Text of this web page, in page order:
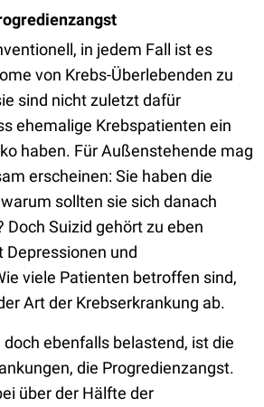
in jedem Fall ist es
von Krebs-Überlebenden zu
sind nicht zuletzt dafür
ehemalige Krebspatienten ein
haben. Für Außenstehende mag
erscheinen: Sie haben die
sollten sie sich danach
Doch Suizid gehört zu eben
und
viele Patienten betroffen sind,
Art der Krebserkrankung ab.
ebenfalls belastend, ist die
die Progredienzangst.
über der Hälfte der